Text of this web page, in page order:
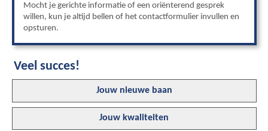
Mocht je gerichte informatie of een oriënterend gesprek
willen, kun je altijd bellen of het contactformulier invullen en
opsturen.
Veel succes!
Jouw nieuwe baan
Jouw kwaliteiten